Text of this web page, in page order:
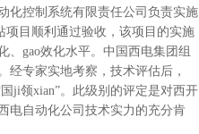
化控制系统有限责任公司负责实施
项目顺利通过验收，该项目的实施
、gao效化水平。中国西电集团组
经专家实地考察，技术评估后，
ji领xian”。此级别的评定是对西开
电自动化公司技术实力的充分肯